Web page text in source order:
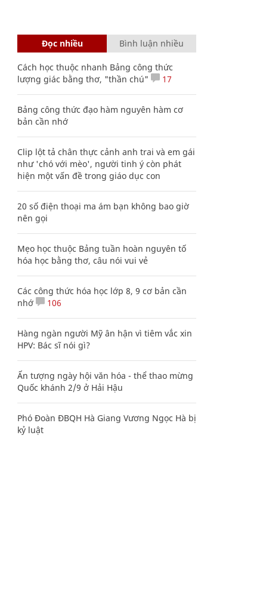
Đọc nhiều Bình luận nhiều
Cách học thuộc nhanh Bảng công thức
lượng giác bằng thơ, "thần chú"
17
Bảng công thức đạo hàm nguyên hàm cơ
bản cần nhớ
Clip lột tả chân thực cảnh anh trai và em gái
như 'chó với mèo', người tinh ý còn phát
hiện một vấn đề trong giáo dục con
20 số điện thoại ma ám bạn không bao giờ
nên gọi
Mẹo học thuộc Bảng tuần hoàn nguyên tố
hóa học bằng thơ, câu nói vui vẻ
Các công thức hóa học lớp 8, 9 cơ bản cần
nhớ
106
Hàng ngàn người Mỹ ân hận vì tiêm vắc xin
HPV: Bác sĩ nói gì?
Ấn tượng ngày hội văn hóa - thể thao mừng
Quốc khánh 2/9 ở Hải Hậu
Phó Đoàn ĐBQH Hà Giang Vương Ngọc Hà bị
kỷ luật